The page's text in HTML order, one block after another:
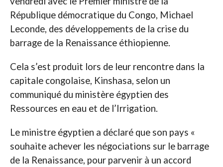
République démocratique du Congo, Michael
Leconde, des développements de la crise du
barrage de la Renaissance éthiopienne.
Cela s’est produit lors de leur rencontre dans la
capitale congolaise, Kinshasa, selon un
communiqué du ministère égyptien des
Ressources en eau et de l’Irrigation.
Le ministre égyptien a déclaré que son pays «
souhaite achever les négociations sur le barrage
de la Renaissance, pour parvenir à un accord